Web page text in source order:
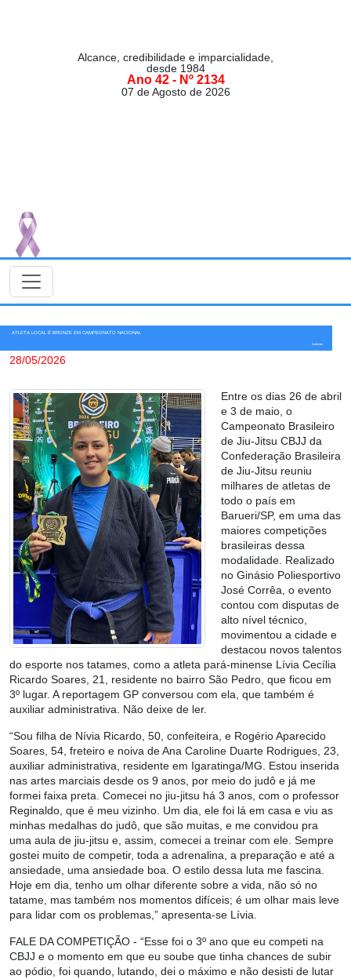
Alcance, credibilidade e imparcialidade,
desde 1984
Ano 42 - Nº 2134
07 de Agosto de 2026
ATLETA LOCAL É BRONZE EM CAMPEONATO NACIONAL
Notícias
28/05/2026
Entre os dias 26 de abril
e 3 de maio, o
Campeonato Brasileiro
de Jiu-Jitsu CBJJ da
Confederação Brasileira
de Jiu-Jitsu reuniu
milhares de atletas de
todo o país em
Barueri/SP, em uma das
maiores competições
brasileiras dessa
modalidade. Realizado
no Ginásio Poliesportivo
José Corrêa, o evento
contou com disputas de
alto nível técnico,
movimentou a cidade e
destacou novos talentos
do esporte nos tatames, como a atleta pará-minense Lívia Cecília
Ricardo Soares, 21, residente no bairro São Pedro, que ficou em
3º lugar. A reportagem GP conversou com ela, que também é
auxiliar administrativa. Não deixe de ler.
“Sou filha de Nívia Ricardo, 50, confeiteira, e Rogério Aparecido
Soares, 54, freteiro e noiva de Ana Caroline Duarte Rodrigues, 23,
auxiliar administrativa, residente em Igaratinga/MG. Estou inserida
nas artes marciais desde os 9 anos, por meio do judô e já me
formei faixa preta. Comecei no jiu-jitsu há 3 anos, com o professor
Reginaldo, que é meu vizinho. Um dia, ele foi lá em casa e viu as
minhas medalhas do judô, que são muitas, e me convidou pra
uma aula de jiu-jitsu e, assim, comecei a treinar com ele. Sempre
gostei muito de competir, toda a adrenalina, a preparação e até a
ansiedade, uma ansiedade boa. O estilo dessa luta me fascina.
Hoje em dia, tenho um olhar diferente sobre a vida, não só no
tatame, mas também nos momentos difíceis; é um olhar mais leve
para lidar com os problemas,” apresenta-se Lívia.
FALE DA COMPETIÇÃO - “Esse foi o 3º ano que eu competi na
CBJJ e o momento em que eu soube que tinha chances de subir
ao pódio, foi quando, lutando, dei o máximo e não desisti de lutar